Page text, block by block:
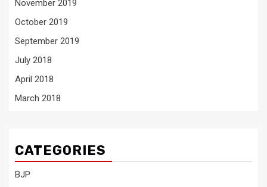
November 2019
October 2019
September 2019
July 2018
April 2018
March 2018
CATEGORIES
BJP